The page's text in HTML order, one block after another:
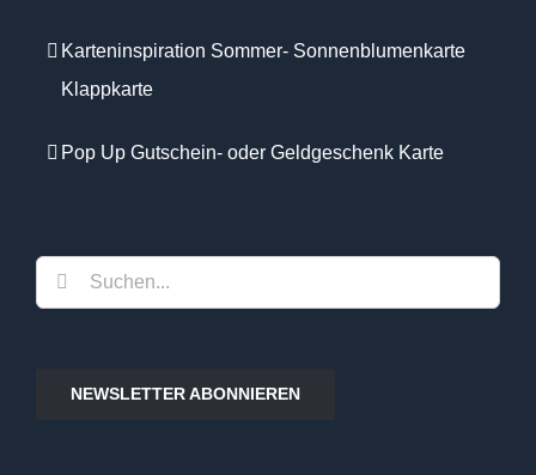
Karteninspiration Sommer- Sonnenblumenkarte
Klappkarte
Pop Up Gutschein- oder Geldgeschenk Karte
Suche
nach:
NEWSLETTER ABONNIEREN